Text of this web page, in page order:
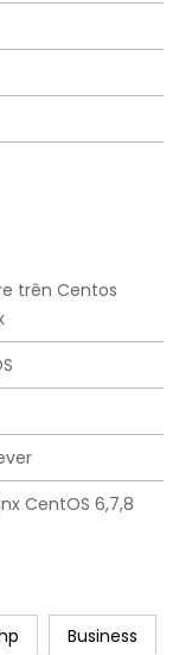
trên Centos
CentOS 6,7,8
Business